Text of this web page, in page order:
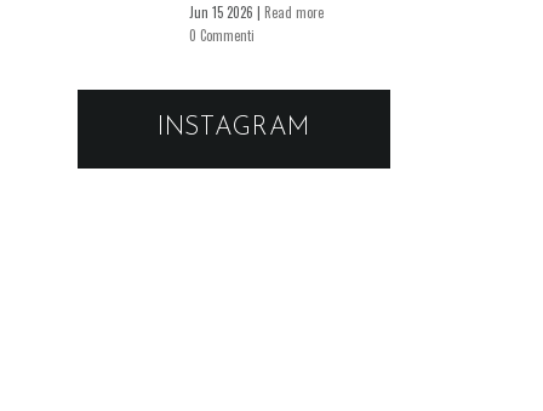
Jun 15 2026 | Read more
0 Commenti
INSTAGRAM